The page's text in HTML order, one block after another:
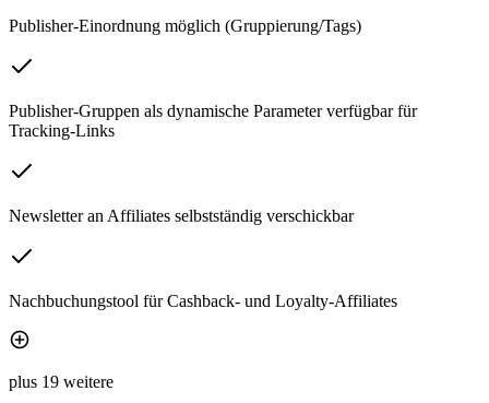
Publisher-Einordnung möglich (Gruppierung/Tags)
Publisher-Gruppen als dynamische Parameter verfügbar für
Tracking-Links
Newsletter an Affiliates selbstständig verschickbar
Nachbuchungstool für Cashback- und Loyalty-Affiliates
plus 19 weitere